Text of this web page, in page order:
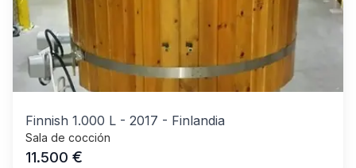
Finnish 1.000 L - 2017 - Finlandia
Sala de cocción
11.500 €